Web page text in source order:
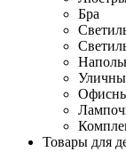
Бра
Товары для